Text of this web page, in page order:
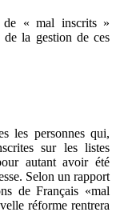
de « mal inscrits »
de la gestion de ces
les personnes qui,
sur les listes
autant avoir été
Selon un rapport
de Français «mal
réforme rentrera